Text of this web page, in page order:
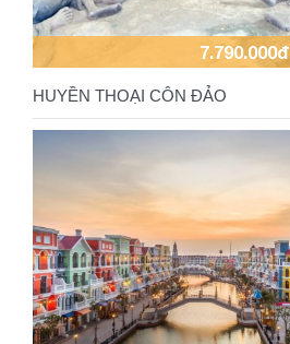
7.790.000đ
HUYỀN THOẠI CÔN ĐẢO